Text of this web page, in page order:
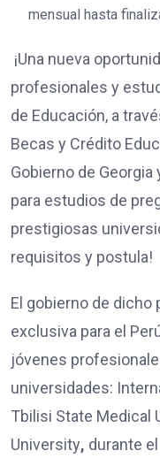
mensual hasta
¡Una nueva
profesionales y
de Educación, a
Becas y Crédito
Gobierno de
para estudios de
prestigiosas
requisitos y postula!
El gobierno de dicho
exclusiva para el
jóvenes
universidades:
Tbilisi State Medical
University, durante